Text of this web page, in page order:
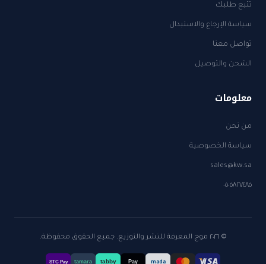
تتبع طلبك
سياسة الإرجاع والاستبدال
تواصل معنا
الشحن والتوصيل
معلومات
من نحن
سياسة الخصوصية
sales@kw.sa
٠٥٠٥٨٢٧٤٨٥
© ٢٠٢٦ موج المعرفة للنشر والتوزيع. جميع الحقوق محفوظة.
mada
Pay
tabby
tamara
STC Pay